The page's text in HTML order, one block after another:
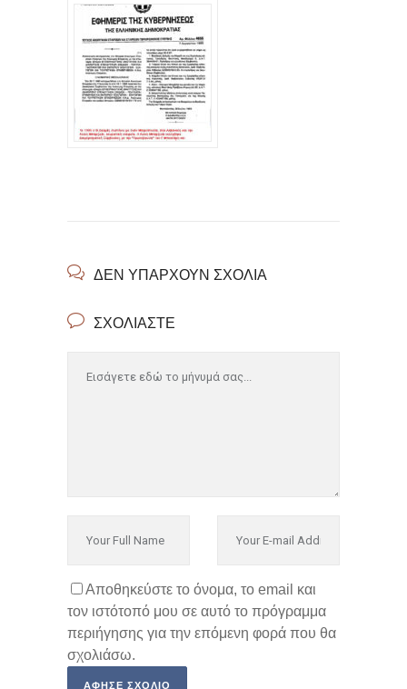
ΔΕΝ ΥΠΆΡΧΟΥΝ ΣΧΌΛΙΑ
ΣΧΟΛΙΆΣΤΕ
Αποθηκεύστε το όνομα, το email και
τον ιστότοπό μου σε αυτό το πρόγραμμα
περιήγησης για την επόμενη φορά που θα
σχολιάσω.